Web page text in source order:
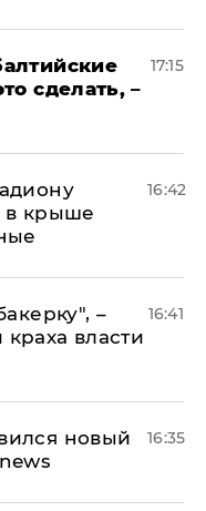
сделать, –
17:15
в крыше
16:42
–
власти
16:41
новый
16:35